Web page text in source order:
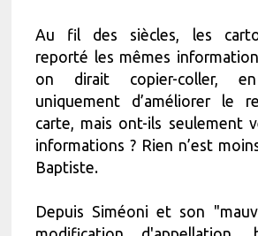
Au fil des siècles, les
reporté les mêmes
on dirait copier-coller, en
uniquement d’améliorer le
carte, mais ont-ils seulement
informations ? Rien n’est
Baptiste.
Depuis Siméoni et son